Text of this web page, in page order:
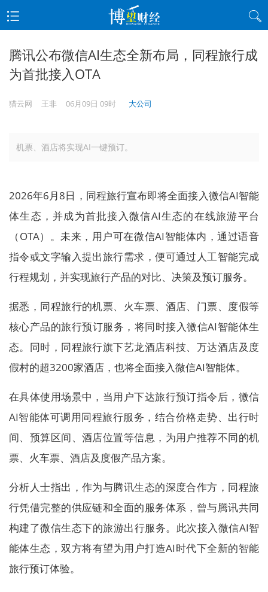
腾讯公布微信AI生态全新布局，同程旅行成
为首批接入OTA
猎云网 王非 06月09日 09时 大公司
机票、酒店将实现AI一键预订。
2026年6月8日，同程旅行宣布即将全面接入微信AI智能
体生态，并成为首批接入微信AI生态的在线旅游平台
（OTA）。未来，用户可在微信AI智能体内，通过语音
指令或文字输入提出旅行需求，便可通过人工智能完成
行程规划，并实现旅行产品的对比、决策及预订服务。
据悉，同程旅行的机票、火车票、酒店、门票、度假等
核心产品的旅行预订服务，将同时接入微信AI智能体生
态。同时，同程旅行旗下艺龙酒店科技、万达酒店及度
假村的超3200家酒店，也将全面接入微信AI智能体。
在具体使用场景中，当用户下达旅行预订指令后，微信
AI智能体可调用同程旅行服务，结合价格走势、出行时
间、预算区间、酒店位置等信息，为用户推荐不同的机
票、火车票、酒店及度假产品方案。
分析人士指出，作为与腾讯生态的深度合作方，同程旅
行凭借完整的供应链和全面的服务体系，曾与腾讯共同
构建了微信生态下的旅游出行服务。此次接入微信AI智
能体生态，双方将有望为用户打造AI时代下全新的智能
旅行预订体验。